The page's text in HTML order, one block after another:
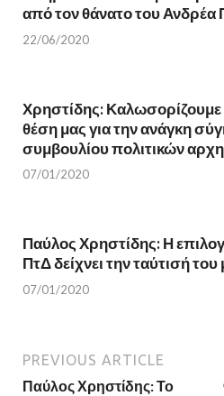
s
i
n
n
n
d
o
w
)
i
n
n
e
d
o
w
)
από τον θάνατο του
22/06/2020
Χρηστίδης: Καλωσορίζουμε
θέση μας για την ανάγκη
συμβουλίου πολιτικών
07/01/2020
Παύλος Χρηστίδης: Η
ΠτΔ δείχνει την ταύτισή
07/01/2020
PREVIOUS ARTICLE
Παύλος Χρηστίδης: Το